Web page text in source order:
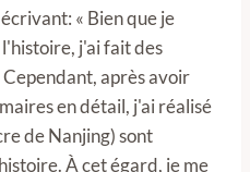
« Bien que je
l'histoire, j'ai fait des
après avoir
en détail, j'ai réalisé
de Nanjing) sont
À cet égard, je me